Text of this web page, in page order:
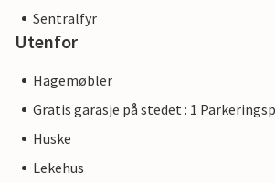
Sentralfyr
Utenfor
Hagemøbler
Gratis garasje på stedet : 1
Huske
Lekehus